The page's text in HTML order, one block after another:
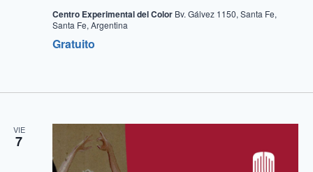
Centro Experimental del Color Bv. Gálvez 1150, Santa Fe,
Santa Fe, Argentina
Gratuito
VIE
7